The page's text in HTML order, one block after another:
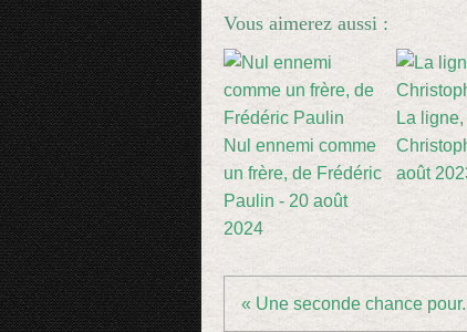
Vous aimerez aussi :
Nul ennemi comme
un frère, de Frédéric
Paulin - 20 août
2024
La
août
« Une seconde chance